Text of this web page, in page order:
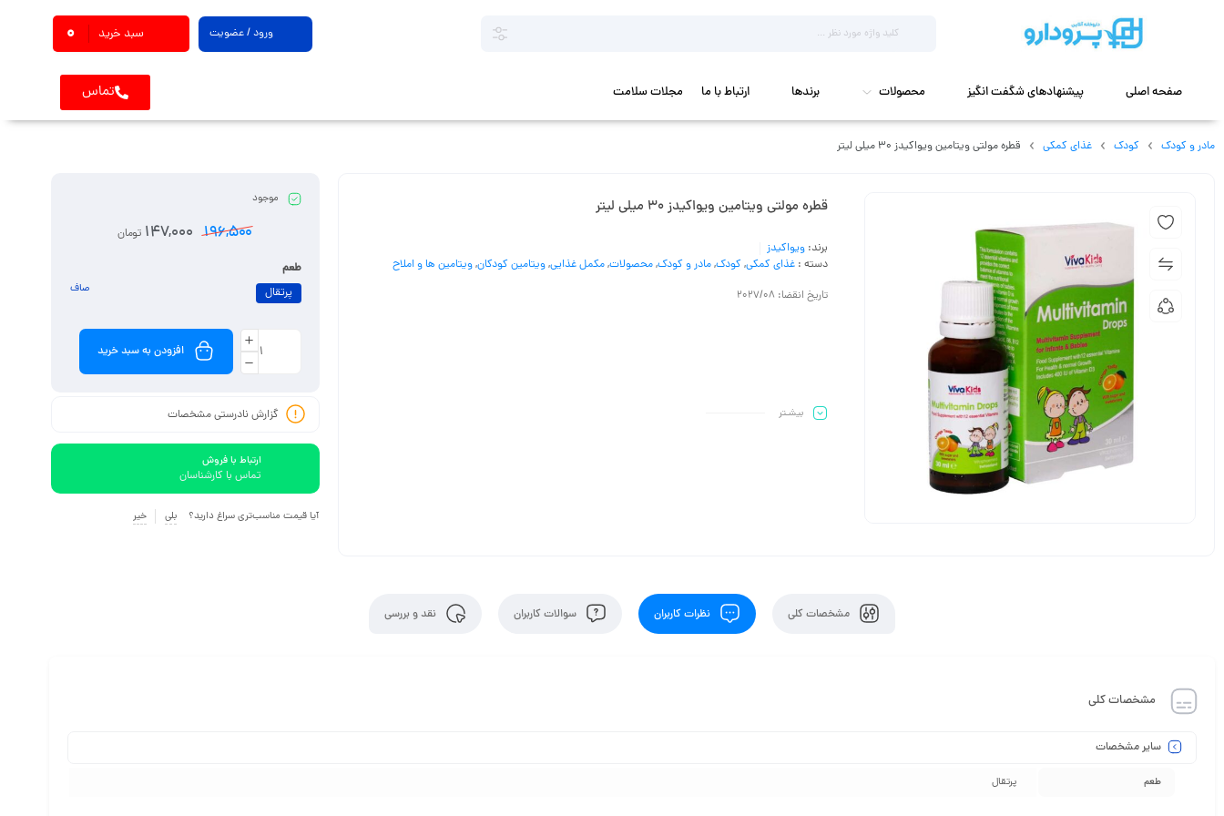
ورود / عضویت سبد خرید 0
صفحه اصلی پیشنهادهای شگفت انگیز محصولات برندها ارتباط با ما مجلات سلامت تماس
مادر و کودک کودک غذای کمکی قطره مولتی ویتامین ویواکیدز 30 میلی لیتر
قطره مولتی ویتامین ویواکیدز 30 میلی لیتر
برند: ویواکیدز
دسته : غذای کمکی,کودک,مادر و کودک,محصولات,مکمل غذایی,ویتامین کودکان,ویتامین ها و املاح
تاریخ انقضا: 2027/08
بیشـتر
موجود
196,500
147,000 تومان
طعم
پرتقال
صاف
افزودن به سبد خرید
گزارش نادرستی مشخصات
ارتباط با فروش
تماس با کارشناسان
آیا قیمت مناسب‌تری سراغ دارید؟ بلی خیر
مشخصات کلی نظرات کاربران سوالات کاربران نقد و بررسی
مشخصات کلی
سایر مشخصات
طعم پرتقال